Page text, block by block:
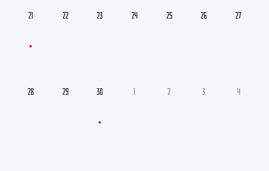
21 22 23 24 25 26 27
28 29 30 1 2 3 4